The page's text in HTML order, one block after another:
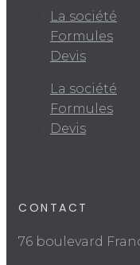
La société
Formules
Devis
La société
Formules
Devis
CONTACT
76 boulevard